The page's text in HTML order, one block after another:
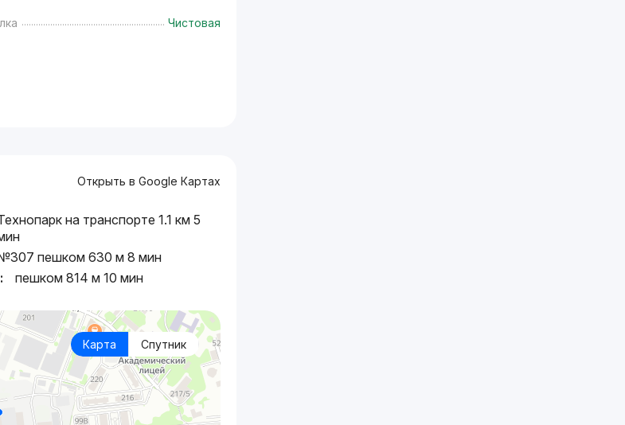
Чистовая
Открыть в Google Картах
на транспорте 1.1 км 5
пешком 630 м 8 мин
пешком 814 м 10 мин
Карта Спутник